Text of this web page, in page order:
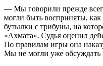
— Мы говорили прежде
могли быть восприняты,
бутылки с трибуны, на
«Ахмата». Судья оценил
По правилам игры она
Мы не могли уже обсуждать